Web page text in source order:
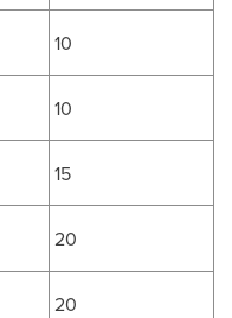
10
10
15
20
20